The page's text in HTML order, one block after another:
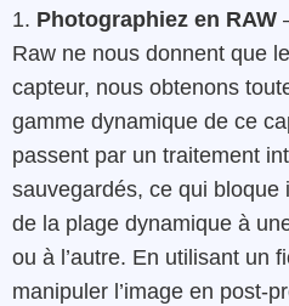
1. Photographiez en RAW
Raw ne nous donnent que
capteur, nous obtenons
gamme dynamique de ce
passent par un traitement
sauvegardés, ce qui
de la plage dynamique à
ou à l’autre. En utilisant un
manipuler l’image en post-